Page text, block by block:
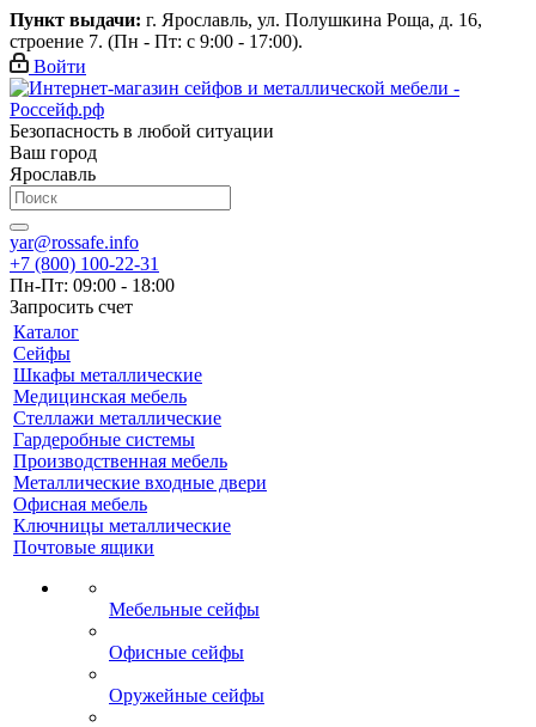
Пункт выдачи: г. Ярославль, ул. Полушкина Роща, д. 16,
строение 7. (Пн - Пт: с 9:00 - 17:00).
Войти
Безопасность в любой ситуации
Ваш город
Ярославль
yar@rossafe.info
+7 (800) 100-22-31
Пн-Пт: 09:00 - 18:00
Запросить счет
Каталог
Сейфы
Шкафы металлические
Медицинская мебель
Стеллажи металлические
Гардеробные системы
Производственная мебель
Металлические входные двери
Офисная мебель
Ключницы металлические
Почтовые ящики
Мебельные сейфы
Офисные сейфы
Оружейные сейфы